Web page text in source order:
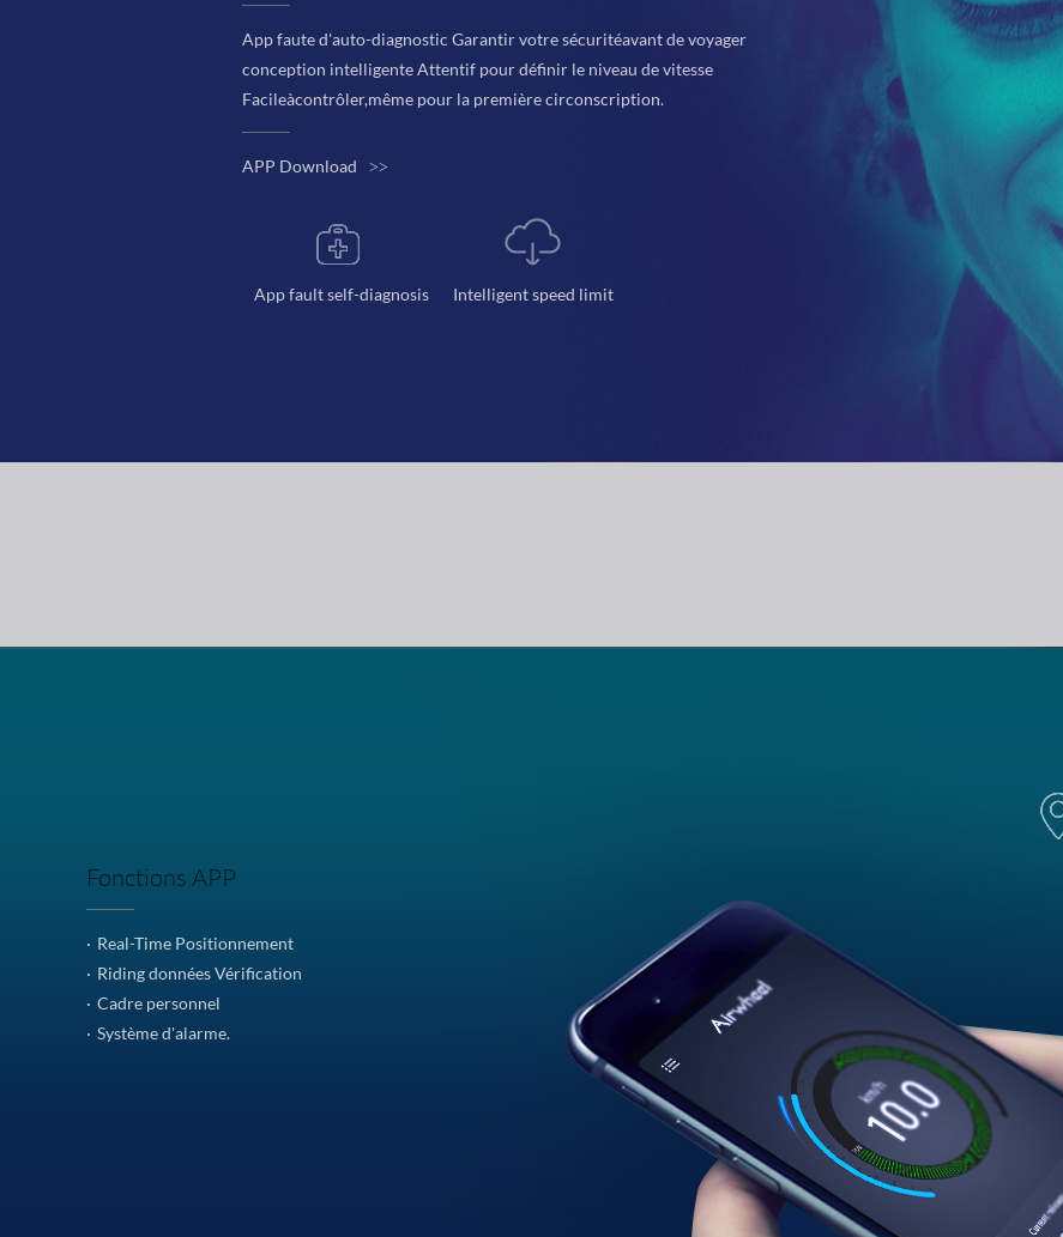
App faute d'auto-diagnostic Garantir votre sécuritéavant de voyager
conception intelligente Attentif pour définir le niveau de vitesse
Facileàcontrôler,même pour la première circonscription.
APP Download >>
App fault self-diagnosis Intelligent speed limit
Fonctions APP
· Real-Time Positionnement
· Riding données Vérification
· Cadre personnel
· Système d'alarme.